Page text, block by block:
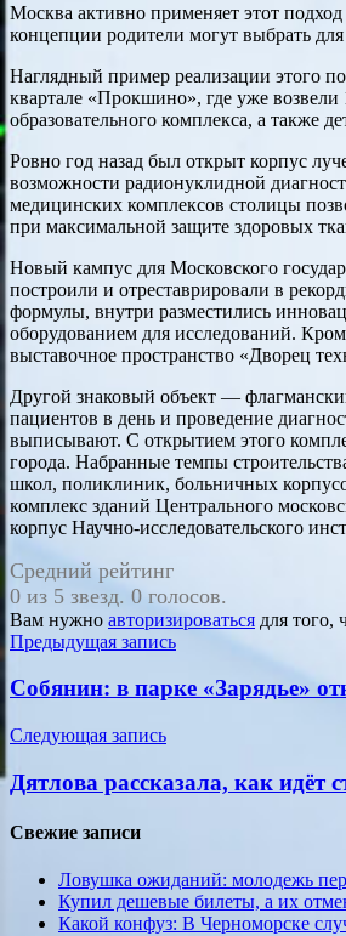
Москва активно применяет этот
концепции родители могут выбрать
Наглядный пример реализации этого
квартале «Прокшино», где уже возвели
образовательного комплекса, а также
Ровно год назад был открыт корпус
возможности радионуклидной
медицинских комплексов столицы
при максимальной защите здоровых
Новый кампус для Московского
построили и отреставрировали в
формулы, внутри разместились
оборудованием для исследований.
выставочное пространство «Дворец
Другой знаковый объект —
пациентов в день и проведение
выписывают. С открытием этого
города. Набранные темпы
школ, поликлиник, больничных
комплекс зданий Центрального
корпус Научно-исследовательского
Средний рейтинг
0 из 5 звезд. 0 голосов.
Вам нужно авторизироваться для того,
Навигация
по
Предыдущая запись
Собянин: в парке «Зарядье»
Следующая запись
Дятлова рассказала, как идёт
Свежие записи
Ловушка ожиданий: молодежь
Купил дешевые билеты, а их
Какой конфуз: В Черноморске